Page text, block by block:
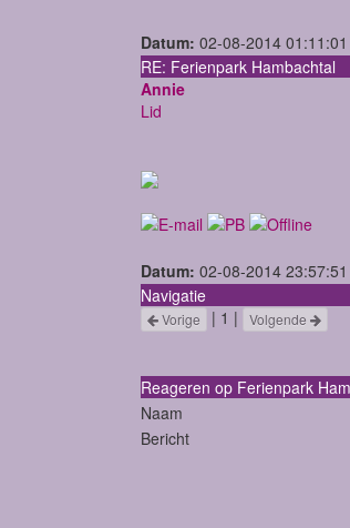
Datum: 02-08-2014 01:11:01
RE: Ferienpark Hambachtal
Annie
Lid
Datum: 02-08-2014 23:57:51
Navigatie
Vorige | 1 | Volgende
Reageren op Ferienpark
Naam
Bericht